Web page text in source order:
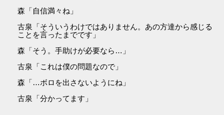
森「自信満々ね」
古泉「そういうわけではありません。あの方達から感じる
ことを言ったまでです」
森「そう。手助けが必要なら…」
古泉「これは僕の問題なので」
森「…ボロを出さないようにね」
古泉「分かってます」